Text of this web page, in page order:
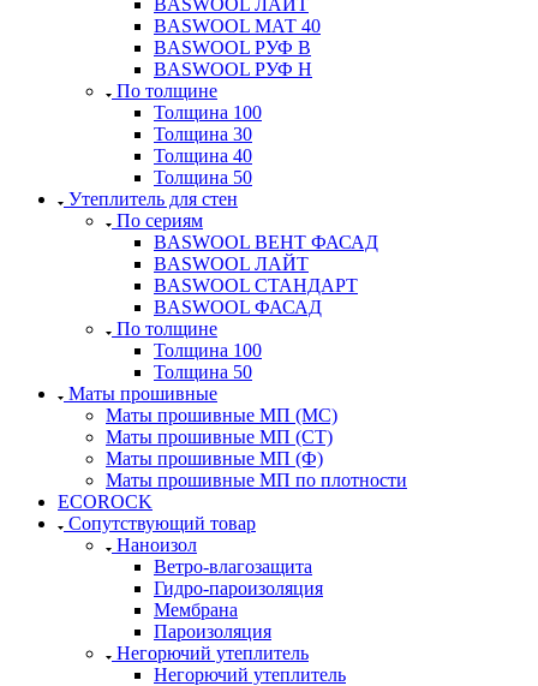
BASWOOL МАТ 40
BASWOOL РУФ В
BASWOOL РУФ Н
По толщине
Толщина 100
Толщина 30
Толщина 40
Толщина 50
Утеплитель для стен
По сериям
BASWOOL ВЕНТ ФАСАД
BASWOOL ЛАЙТ
BASWOOL СТАНДАРТ
BASWOOL ФАСАД
По толщине
Толщина 100
Толщина 50
Маты прошивные
Маты прошивные МП (МС)
Маты прошивные МП (СТ)
Маты прошивные МП (Ф)
Маты прошивные МП по плотности
ECOROCK
Сопутствующий товар
Наноизол
Ветро-влагозащита
Гидро-пароизоляция
Мембрана
Пароизоляция
Негорючий утеплитель
Негорючий утеплитель